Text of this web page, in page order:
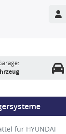
für HYUNDAI